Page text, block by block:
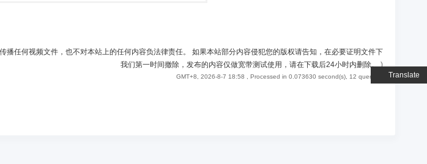
Translate
播任何视频文件，也不对本站上的任何内容负法律责任。 如果本站部分内容侵犯您的版权请告知，在必要证明文件下
我们第一时间撤除，发布的内容仅做宽带测试使用，请在下载后24小时内删除。)
GMT+8, 2026-8-7 18:58 , Processed in 0.073630 second(s), 12 queries .